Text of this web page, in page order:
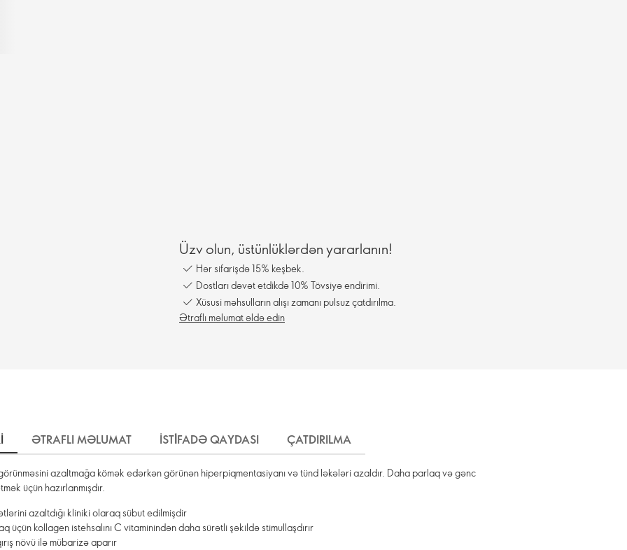
Üzv olun, üstünlüklərdən yararlanın!
Hər sifarişdə 15% keşbek.
Dostları dəvət etdikdə 10% Tövsiyə endirimi.
Xüsusi məhsulların alışı zamanı pulsuz çatdırılma.
Ətraflı məlumat əldə edin
ƏTRAFLI MƏLUMAT İSTİFADƏ QAYDASI ÇATDIRILMA
azaltmağa kömək edərkən görünən hiperpiqmentasiyanı və tünd ləkələri azaldır. Daha parlaq və gənc
üçün hazırlanmışdır.
azaltdığı kliniki olaraq sübut edilmişdir
üçün kollagen istehsalını C vitaminindən daha sürətli şəkildə stimullaşdırır
növü ilə mübarizə aparır